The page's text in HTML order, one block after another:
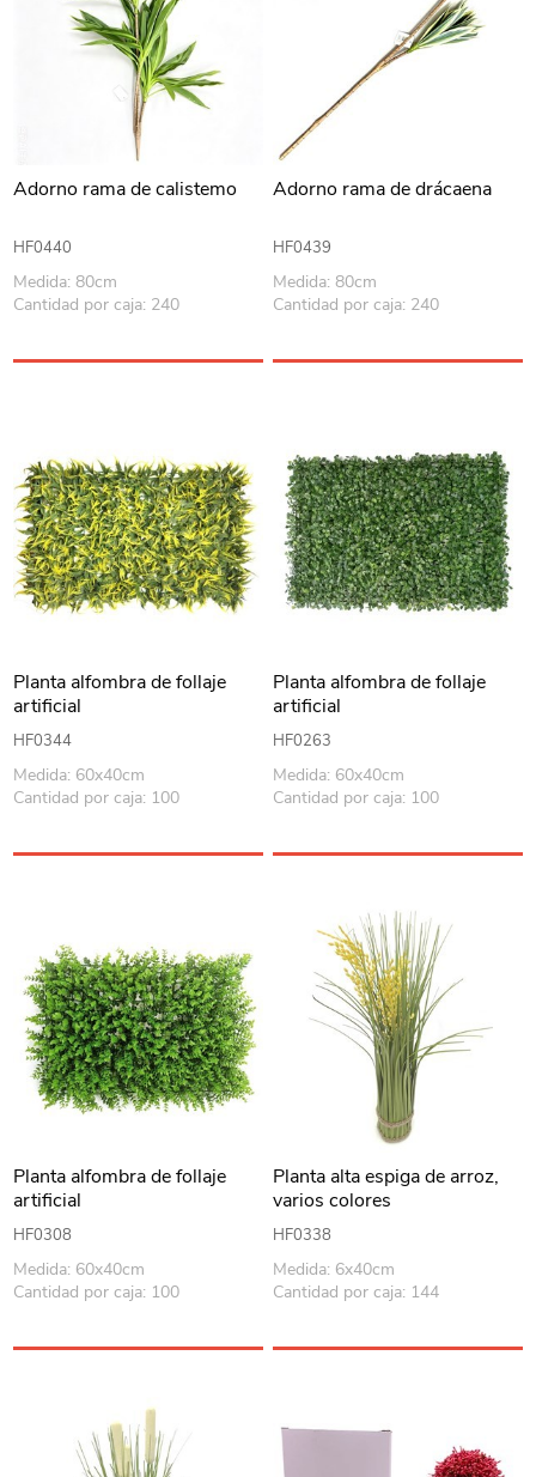
Adorno rama de calistemo
HF0440
Medida: 80cm
Cantidad por caja: 240
Adorno rama de drácaena
HF0439
Medida: 80cm
Cantidad por caja: 240
Planta alfombra de follaje
artificial
HF0344
Medida: 60x40cm
Cantidad por caja: 100
Planta alfombra de follaje
artificial
HF0263
Medida: 60x40cm
Cantidad por caja: 100
Planta alfombra de follaje
artificial
HF0308
Medida: 60x40cm
Cantidad por caja: 100
Planta alta espiga de arroz,
varios colores
HF0338
Medida: 6x40cm
Cantidad por caja: 144